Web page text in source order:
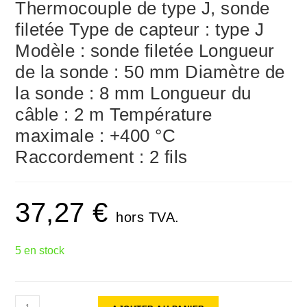
Thermocouple de type J, sonde
filetée Type de capteur : type J
Modèle : sonde filetée Longueur
de la sonde : 50 mm Diamètre de
la sonde : 8 mm Longueur du
câble : 2 m Température
maximale : +400 °C
Raccordement : 2 fils
37,27€ hors TVA.
5 en stock